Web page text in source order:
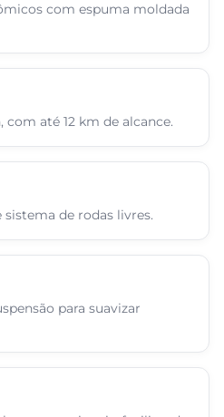
com espuma moldada
com até 12 km de alcance.
de rodas livres.
para suavizar